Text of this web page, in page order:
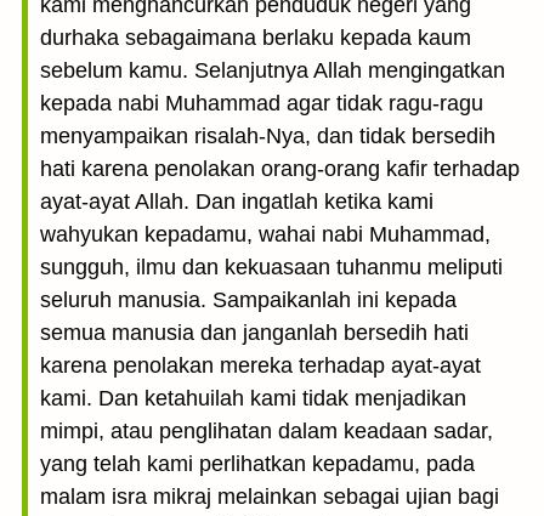
kami menghancurkan penduduk negeri yang
durhaka sebagaimana berlaku kepada kaum
sebelum kamu. Selanjutnya Allah mengingatkan
kepada nabi Muhammad agar tidak ragu-ragu
menyampaikan risalah-Nya, dan tidak bersedih
hati karena penolakan orang-orang kafir terhadap
ayat-ayat Allah. Dan ingatlah ketika kami
wahyukan kepadamu, wahai nabi Muhammad,
sungguh, ilmu dan kekuasaan tuhanmu meliputi
seluruh manusia. Sampaikanlah ini kepada
semua manusia dan janganlah bersedih hati
karena penolakan mereka terhadap ayat-ayat
kami. Dan ketahuilah kami tidak menjadikan
mimpi, atau penglihatan dalam keadaan sadar,
yang telah kami perlihatkan kepadamu, pada
malam isra mikraj melainkan sebagai ujian bagi